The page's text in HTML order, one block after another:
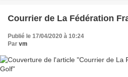
Courrier de La Fédération
Publié le 17/04/2020 à 10:24
Par vm